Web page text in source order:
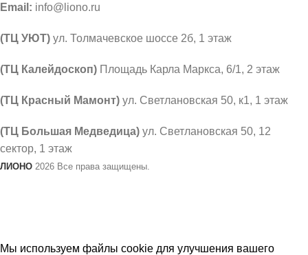
Email: info@liono.ru
(ТЦ УЮТ) ул. Толмачевское шоссе 2б, 1 этаж
​(​ТЦ Калейдоскоп) Площадь Карла Маркса, 6/1, 2 этаж
(ТЦ Красный Мамонт) ул. Светлановская 50, к1, 1 этаж
(ТЦ Большая Медведица) ул. Светлановская 50, ​12
сектор, 1 этаж
ЛИОНО 2026 Все права защищены.
Мы используем файлы cookie для улучшения вашего